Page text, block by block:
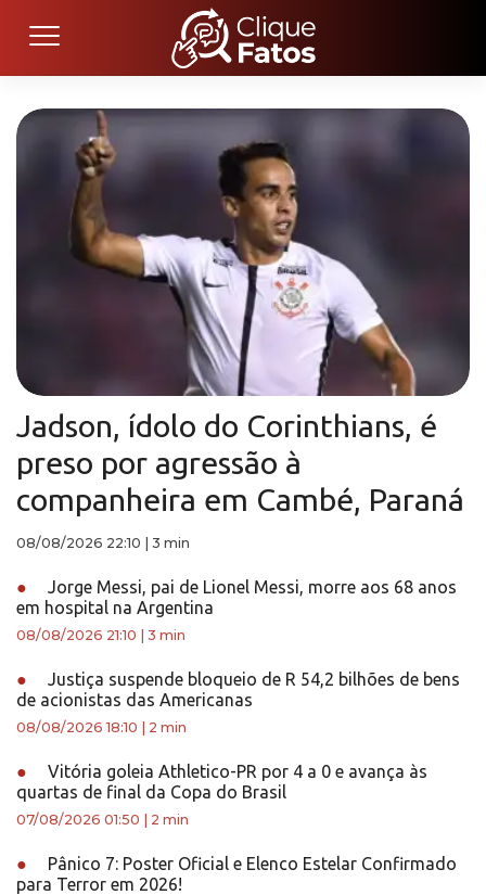
Jadson, ídolo do Corinthians, é
preso por agressão à
companheira em Cambé, Paraná
08/08/2026 22:10 3 min
●
Jorge Messi, pai de Lionel Messi, morre aos 68 anos
em hospital na Argentina
08/08/2026 21:10 3 min
●
Justiça suspende bloqueio de R 54,2 bilhões de bens
de acionistas das Americanas
08/08/2026 18:10 2 min
●
Vitória goleia Athletico-PR por 4 a 0 e avança às
quartas de final da Copa do Brasil
07/08/2026 01:50 2 min
●
Pânico 7: Poster Oficial e Elenco Estelar Confirmado
para Terror em 2026!